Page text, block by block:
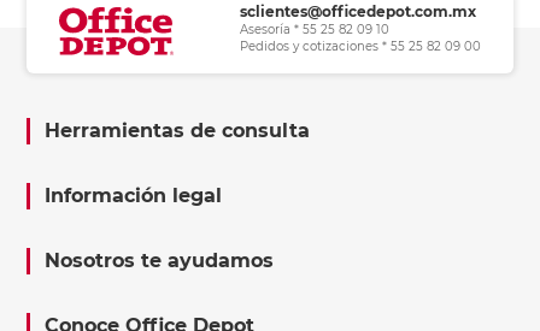
sclientes@officedepot.com.mx
Asesoría * 55 25 82 09 10
Pedidos y cotizaciones * 55 25 82 09 00
Herramientas de consulta
Información legal
Nosotros te ayudamos
Conoce Office Depot